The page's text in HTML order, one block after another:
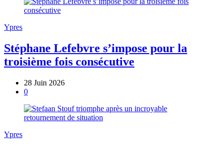
Ypres
Stéphane Lefebvre s’impose pour la
troisième fois consécutive
28 Juin 2026
0
Ypres